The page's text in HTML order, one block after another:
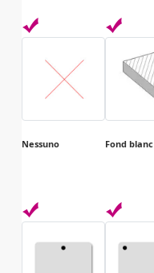
Nessuno Fond blanc